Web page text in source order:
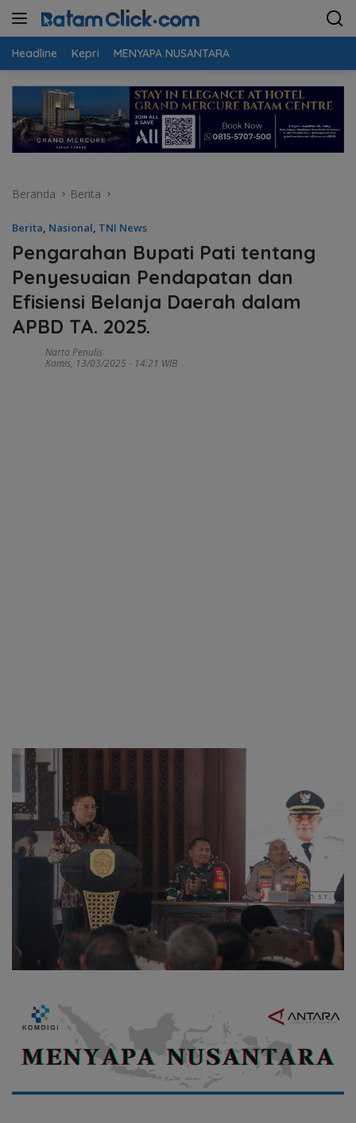
Headline Kepri MENYAPA NUSANTARA
Beranda Berita
Berita, Nasional, TNI News
Pengarahan Bupati Pati tentang
Penyesuaian Pendapatan dan
Efisiensi Belanja Daerah dalam
APBD TA. 2025.
Narto Penulis
Kamis, 13/03/2025 - 14:21 WIB